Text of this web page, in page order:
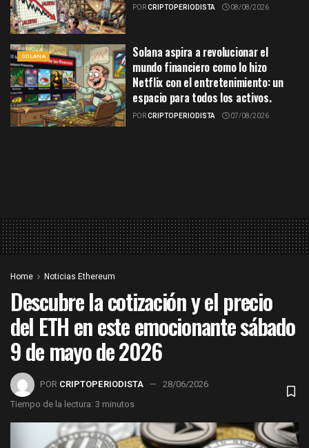
PORCRIPTOPERIODISTA 08/08/2026
SOLANA
Solana aspira a revolucionar el
mundo financiero como lo hizo
Netflix con el entretenimiento: un
espacio para todos los activos.
PORCRIPTOPERIODISTA 07/08/2026
Home Noticias Ethereum
Descubre la cotización y el precio
del ETH en este emocionante sábado
9 de mayo de 2026
POR CRIPTOPERIODISTA
28/06/2026
Tiempo de la lectura: 3 minutos